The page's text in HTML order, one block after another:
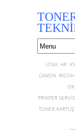
UTAX HP
CANON
PRİNTER
TONER